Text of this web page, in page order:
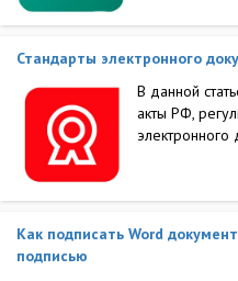
Стандарты электронного
В данной
акты РФ,
Как подписать Word
подписью